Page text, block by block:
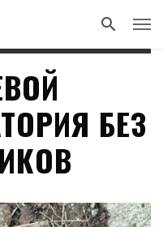
БЕЗ